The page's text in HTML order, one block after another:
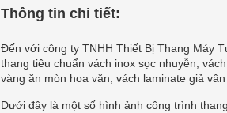
Thông tin chi tiết:
Đến với công ty TNHH Thiết Bị Thang Máy
thang tiêu chuẩn vách inox sọc nhuyễn,
vàng ăn mòn hoa văn, vách laminate giả
Dưới đây là một số hình ảnh công trình